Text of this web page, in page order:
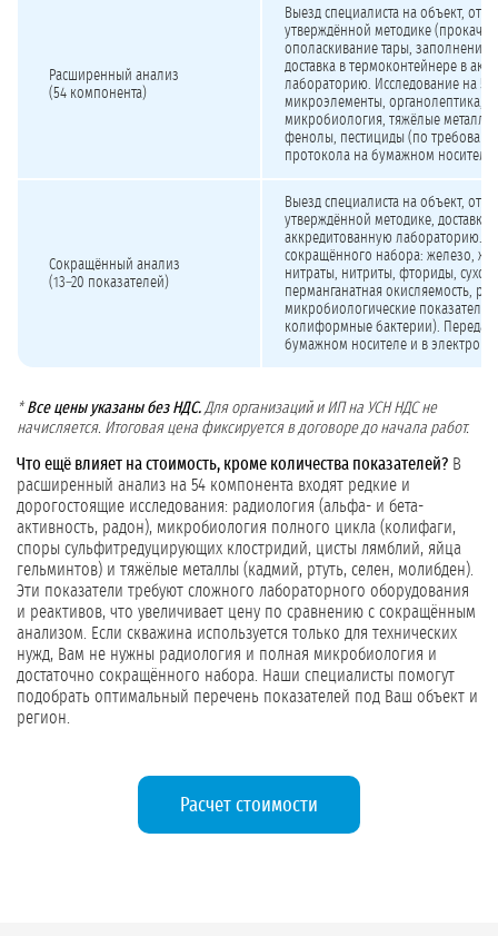
Расширенный анализ
(54 компонента)
Выезд специалиста на объект,
утверждённой методике
ополаскивание тары, заполнение
доставка в термоконтейнере в
лабораторию. Исследование на 54
микроэлементы, органолептика,
микробиология, тяжёлые
фенолы, пестициды (по
протокола на бумажном носителе
Сокращённый анализ
(13–20 показателей)
Выезд специалиста на объект,
утверждённой методике, доставка
аккредитованную лабораторию.
сокращённого набора: железо,
нитраты, нитриты, фториды, сухой
перманганатная окисляемость,
микробиологические
колиформные бактерии).
бумажном носителе и в
* Все цены указаны без НДС. Для организаций и ИП на УСН НДС не
начисляется. Итоговая цена фиксируется в договоре до начала работ.
Что ещё влияет на стоимость, кроме количества показателей? В
расширенный анализ на 54 компонента входят редкие и
дорогостоящие исследования: радиология (альфа- и бета-
активность, радон), микробиология полного цикла (колифаги,
споры сульфитредуцирующих клостридий, цисты лямблий, яйца
гельминтов) и тяжёлые металлы (кадмий, ртуть, селен, молибден).
Эти показатели требуют сложного лабораторного оборудования
и реактивов, что увеличивает цену по сравнению с сокращённым
анализом. Если скважина используется только для технических
нужд, Вам не нужны радиология и полная микробиология и
достаточно сокращённого набора. Наши специалисты помогут
подобрать оптимальный перечень показателей под Ваш объект и
регион.
Расчет стоимости